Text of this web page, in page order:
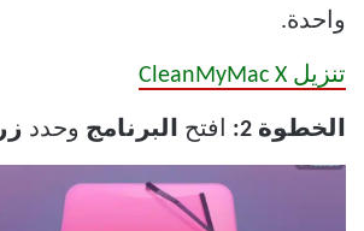
واحدة.
تنزيل CleanMyMac X
الخطوة 2: افتح البرنامج وحدد